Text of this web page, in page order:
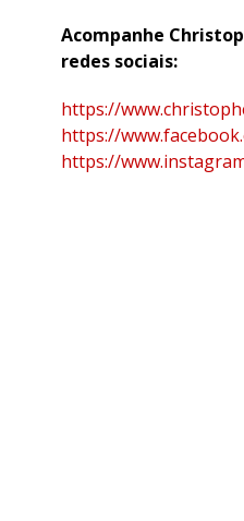
Acompanhe
redes sociais:
https://
https://
https://